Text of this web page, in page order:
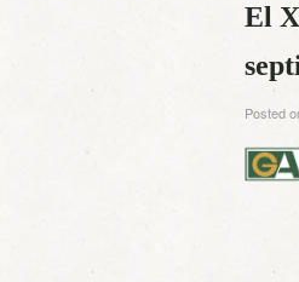
El
Posted